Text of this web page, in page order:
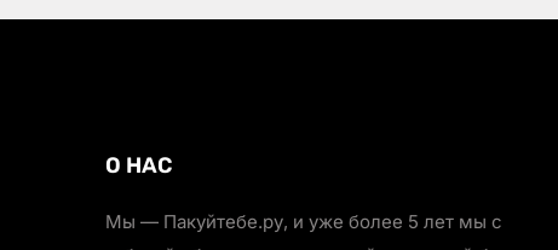
О НАС
Мы — Пакуйтебе.ру, и уже более 5 лет мы с